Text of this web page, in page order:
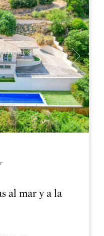
al mar y a la